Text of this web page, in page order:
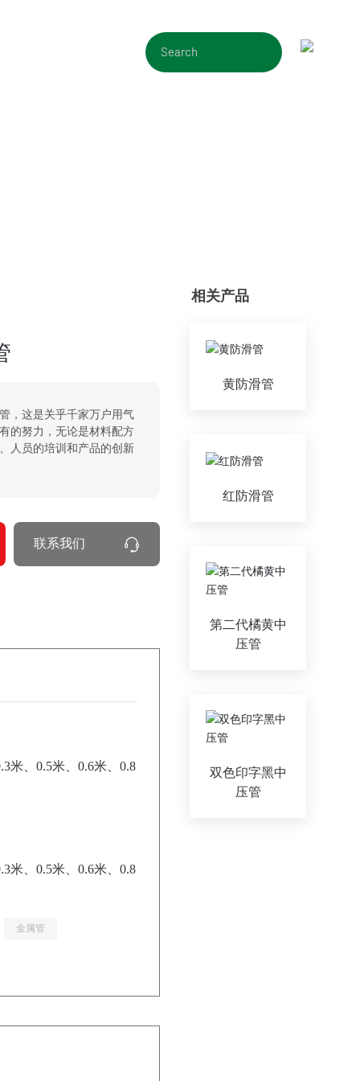
，这是关乎千家万户用气
的努力，无论是材料配方
人员的培训和产品的创新
联系我们
米、0.5米、0.6米、0.8
米、0.5米、0.6米、0.8
金属管
相关产品
黄防滑管
红防滑管
第二代橘黄中
压管
双色印字黑中
压管